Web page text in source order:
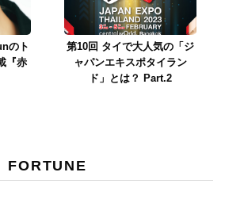
のト
『赤
第10回 タイで大人気の「ジ
ャパンエキスポタイラン
ド」とは？ Part.2
FORTUNE